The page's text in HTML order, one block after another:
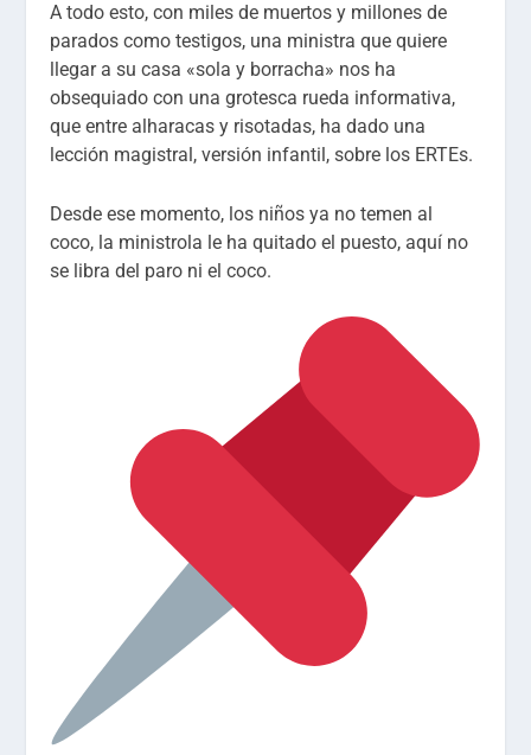
A todo esto, con miles de muertos y millones de
parados como testigos, una ministra que quiere
llegar a su casa «sola y borracha» nos ha
obsequiado con una grotesca rueda informativa,
que entre alharacas y risotadas, ha dado una
lección magistral, versión infantil, sobre los ERTEs.
Desde ese momento, los niños ya no temen al
coco, la ministrola le ha quitado el puesto, aquí no
se libra del paro ni el coco.